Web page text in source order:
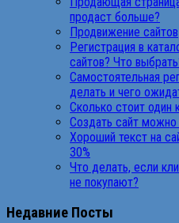
продаст больше?
Продвижение сайтов
Регистрация в
сайтов? Что
Самостоятельная
делать и чего
Сколько стоит один
Создать сайт можно
Хороший текст на
30%
Что делать, если
не покупают?
Недавние Посты